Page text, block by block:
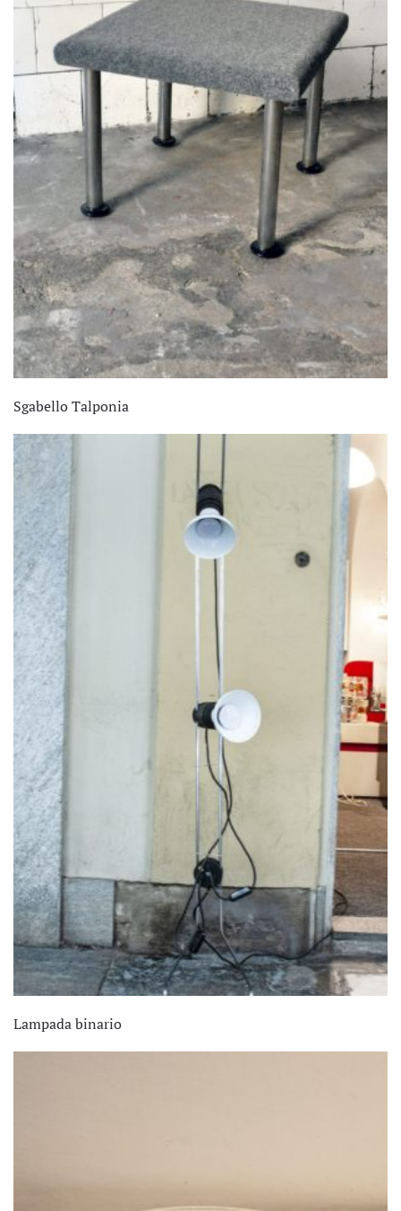
Sgabello Talponia
Lampada binario